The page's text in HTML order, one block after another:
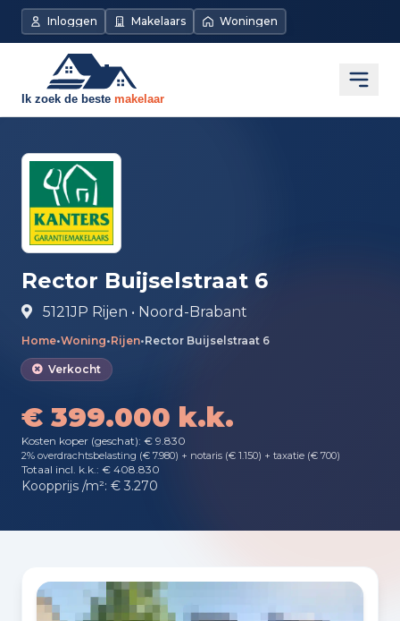
Direct naar de inhoud
Inloggen Makelaars Woningen
Rector Buijselstraat 6
5121JP Rijen • Noord-Brabant
Home•Woning•Rijen•Rector Buijselstraat 6
Verkocht
€ 399.000 k.k.
Kosten koper (geschat): € 9.830
2% overdrachtsbelasting (€ 7.980) + notaris (€ 1.150) + taxatie (€ 700)
Totaal incl. k.k.: € 408.830
Koopprijs /m²: € 3.270
Fotogalerij